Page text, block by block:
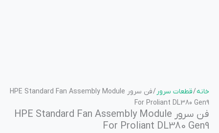
خانه/قطعات سرور
/ فن سرور HPE Standard Fan Assembly Module
For Proliant DL380 Gen9
فن سرور HPE Standard Fan Assembly Module
For Proliant DL380 Gen9